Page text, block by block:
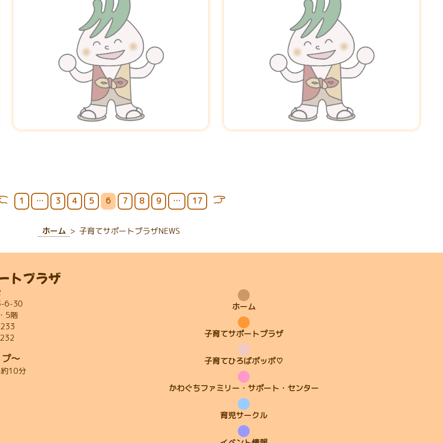
へ
ペ
ー
1 …
ペ
ー
3
ペ
ー
4
ペ
ー
5
ペ
ー
6
ペ
ー
7
ペ
ー
8
ペ
ー
9 …
ペ
ー
17
次
ホーム
子育てサポートプラザNEWS
ホーム
子育てサポートプラザ
子育てひろばポッポ♡
かわぐちファミリー・サポート・センター
育児サークル
トプラザ
6-30
5階
～
10分